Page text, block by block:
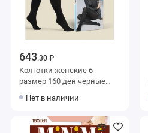
643.30 ₽
Колготки женские 6
размер 160 ден черные
Нет в наличии